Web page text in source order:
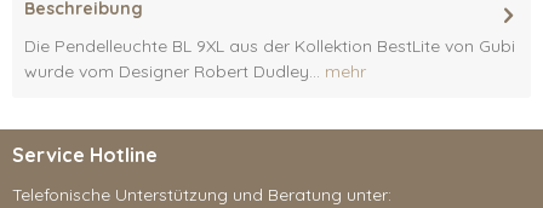
Beschreibung
Die Pendelleuchte BL 9XL aus der Kollektion BestLite von Gubi
wurde vom Designer Robert Dudley... mehr
Service Hotline
Telefonische Unterstützung und Beratung unter: